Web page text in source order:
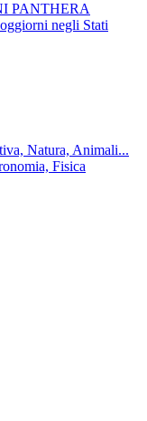
PANTHERA
negli Stati
Natura, Animali...
Fisica